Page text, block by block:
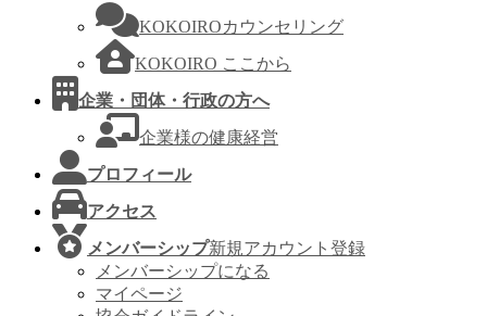
KOKOIROカウンセリング
KOKOIRO ここから
企業・団体・行政の方へ
企業様の健康経営
プロフィール
アクセス
メンバーシップ新規アカウント登録
メンバーシップになる
マイページ